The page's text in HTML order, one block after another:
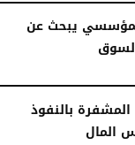
يبحث عن
بالنفوذ
المال